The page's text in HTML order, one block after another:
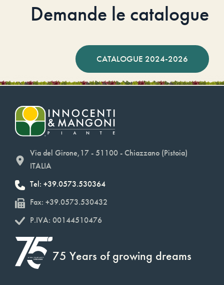
Demande le catalogue
CATALOGUE 2024-2026
Via del Girone,17 - 51100 - Chiazzano (Pistoia)
ITALIA
Tel: +39.0573.530364
Fax: +39.0573.530432
P.IVA: 00144510476
75 Years of growing dreams